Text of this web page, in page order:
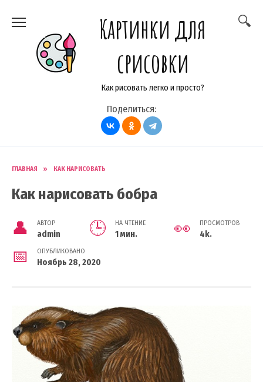
содержанию
Картинки для
срисовки
Как рисовать легко и просто?
Поделиться:
ГЛАВНАЯ » КАК НАРИСОВАТЬ
Как нарисовать бобра
АВТОР
admin
НА ЧТЕНИЕ
1 мин.
ПРОСМОТРОВ
4k.
ОПУБЛИКОВАНО
Ноябрь 28, 2020